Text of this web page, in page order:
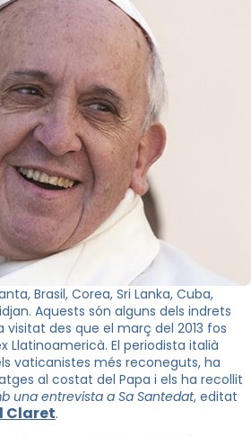
Brasil, Corea, Sri Lanka, Cuba,
Aquests són alguns dels indrets
visitat des que el març del 2013 fos
Llatinoamericà. El periodista italià
vaticanistes més reconeguts, ha
al costat del Papa i els ha recollit
una entrevista a Sa Santedat, editat
Claret.